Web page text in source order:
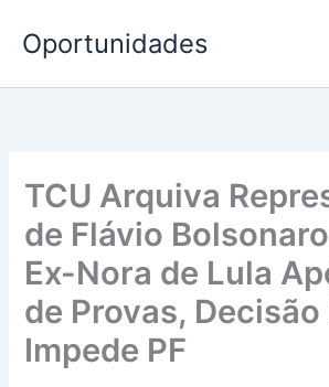
para
conteúdo
Oportunidades
TCU Arquiva
de Flávio
Ex-Nora de Lula
de Provas, Decisão
Impede PF